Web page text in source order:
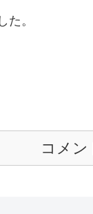
た。
コメン